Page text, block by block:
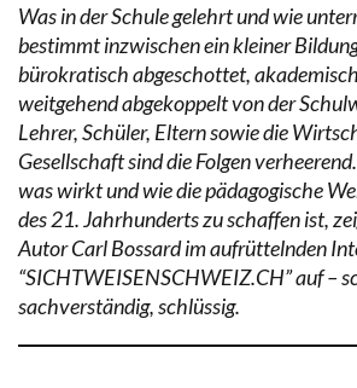
Was in der Schule gelehrt und wie
bestimmt inzwischen ein kleiner
bürokratisch abgeschottet,
weitgehend abgekoppelt von der
Lehrer, Schüler, Eltern sowie die
Gesellschaft sind die Folgen
was wirkt und wie die pädagogische
des 21. Jahrhunderts zu schaffen ist,
Autor Carl Bossard im aufrüttelnden
“SICHTWEISENSCHWEIZ.CH” auf –
sachverständig, schlüssig.